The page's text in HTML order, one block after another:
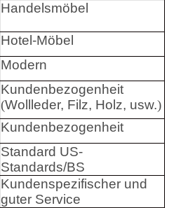
Handelsmöbel
Hotel-Möbel
Modern
Kundenbezogenheit
(Wollleder, Filz, Holz, usw.)
Kundenbezogenheit
Standard US-
Standards/BS
Kundenspezifischer und
guter Service